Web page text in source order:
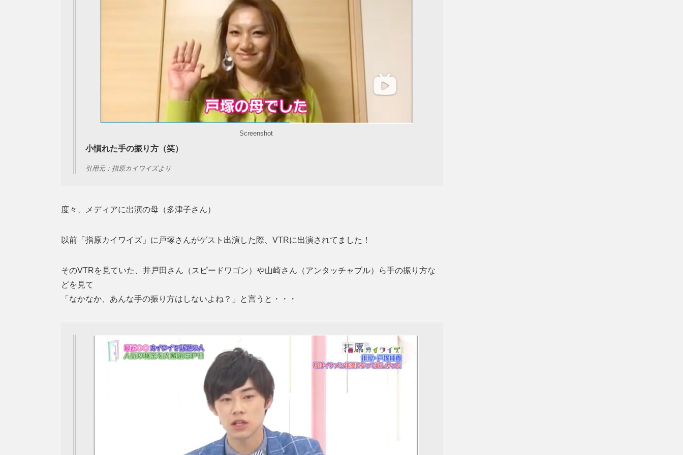
Screenshot
小慣れた手の振り方（笑）
引用元： 指原カイワイズより
度々、メディアに出演の母（多津子さん）
以前「指原カイワイズ」に戸塚さんがゲスト出演した際、VTRに出演されてました！
そのVTRを見ていた、井戸田さん（スピードワゴン）や山崎さん（アンタッチャブル）ら手の振り方な
どを見て
「なかなか、あんな手の振り方はしないよね？」と言うと・・・